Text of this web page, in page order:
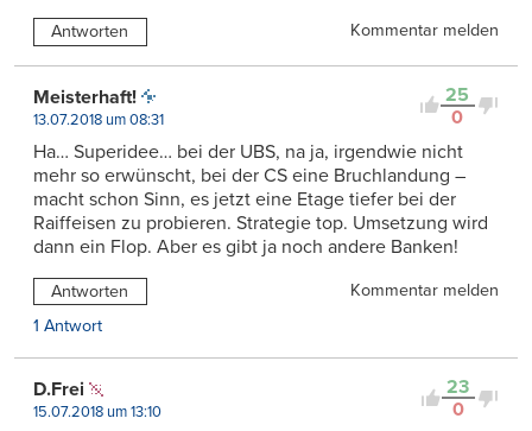
Antworten Kommentar melden
25
0
Meisterhaft!
13.07.2018 um 08:31
Ha… Superidee… bei der UBS, na ja, irgendwie nicht
mehr so erwünscht, bei der CS eine Bruchlandung –
macht schon Sinn, es jetzt eine Etage tiefer bei der
Raiffeisen zu probieren. Strategie top. Umsetzung wird
dann ein Flop. Aber es gibt ja noch andere Banken!
Antworten
Kommentar melden
1 Antwort
23
0
D.Frei
15.07.2018 um 13:10